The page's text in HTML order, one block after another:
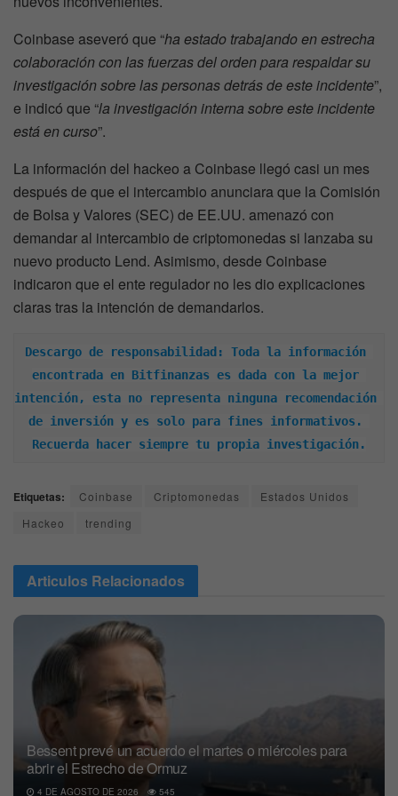
Coinbase aseveró que “ha estado trabajando en estrecha
colaboración con las fuerzas del orden para respaldar su
investigación sobre las personas detrás de este incidente”,
e indicó que “la investigación interna sobre este incidente
está en curso”.
La información del hackeo a Coinbase llegó casi un mes
después de que el intercambio anunciara que la Comisión
de Bolsa y Valores (SEC) de EE.UU. amenazó con
demandar al intercambio de criptomonedas si lanzaba su
nuevo producto Lend. Asimismo, desde Coinbase
indicaron que el ente regulador no les dio explicaciones
claras tras la intención de demandarlos.
Descargo de responsabilidad: Toda la información
encontrada en Bitfinanzas es dada con la mejor
intención, esta no representa ninguna recomendación
de inversión y es solo para fines informativos.
Recuerda hacer siempre tu propia investigación.
Etiquetas: Coinbase Criptomonedas
Estados Unidos
Hackeo
trending
Articulos Relacionados
Bessent prevé un acuerdo el martes o miércoles para
abrir el Estrecho de Ormuz
4 DE AGOSTO DE 2026 545